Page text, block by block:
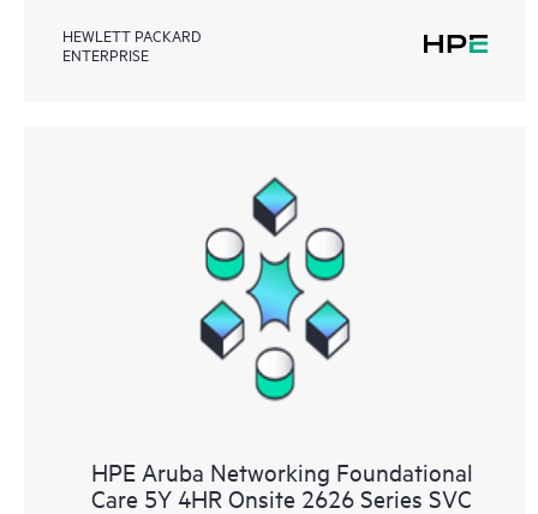
HEWLETT PACKARD
ENTERPRISE
HPE Aruba Networking Foundational
Care 5Y 4HR Onsite 2626 Series SVC